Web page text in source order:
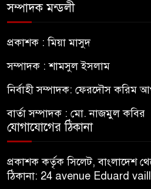
সম্পাদক মন্ডলী
প্রকাশক : মিয়া মাসুদ
সম্পাদক : শামসুল ইসলাম
নির্বাহী সম্পাদক: ফেরদৌস করিম
বার্তা সম্পাদক : মো. নাজমুল কবির
যোগাযোগের ঠিকানা
প্রকাশক কর্তৃক সিলেট, বাংলাদেশ
ঠিকানা: 24 avenue Eduard